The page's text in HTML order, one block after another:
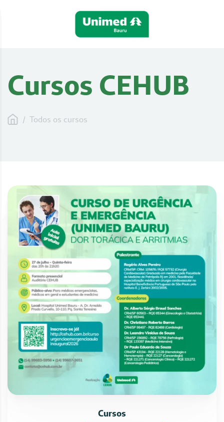
Cursos CEHUB
/ Todos os cursos
Cursos